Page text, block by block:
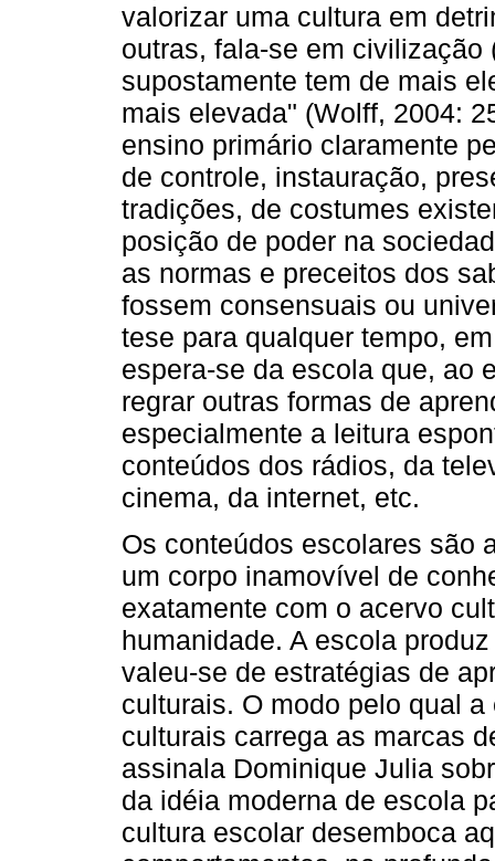
valorizar uma cultura em
outras, fala-se em
supostamente tem de mais
mais elevada" (Wolff, 2004:
ensino primário claramente
de controle, instauração,
tradições, de costumes
posição de poder na
as normas e preceitos dos
fossem consensuais ou
tese para qualquer tempo,
espera-se da escola que, ao
regrar outras formas de
especialmente a leitura
conteúdos dos rádios, da
cinema, da internet, etc.
Os conteúdos escolares são
um corpo inamovível de
exatamente com o acervo
humanidade. A escola
valeu-se de estratégias de
culturais. O modo pelo qual
culturais carrega as marcas
assinala Dominique Julia
da idéia moderna de escola
cultura escolar desemboca